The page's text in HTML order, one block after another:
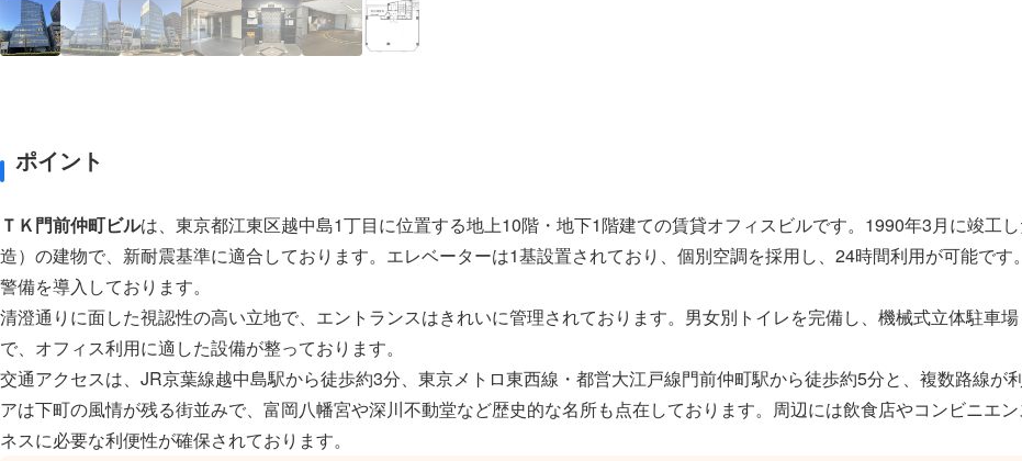
ポイント
ＴＫ門前仲町ビルは、東京都江東区越中島1丁目に位置する地上10階・地下1階建ての賃貸オフィスビルです。1990年3月に竣工
造）の建物で、新耐震基準に適合しております。エレベーターは1基設置されており、個別空調を採用し、24時間利用が可能で
警備を導入しております。
清澄通りに面した視認性の高い立地で、エントランスはきれいに管理されております。男女別トイレを完備し、機械式立体駐車
で、オフィス利用に適した設備が整っております。
交通アクセスは、JR京葉線越中島駅から徒歩約3分、東京メトロ東西線・都営大江戸線門前仲町駅から徒歩約5分と、複数路線が
アは下町の風情が残る街並みで、富岡八幡宮や深川不動堂など歴史的な名所も点在しております。周辺には飲食店やコンビニエ
ネスに必要な利便性が確保されております。